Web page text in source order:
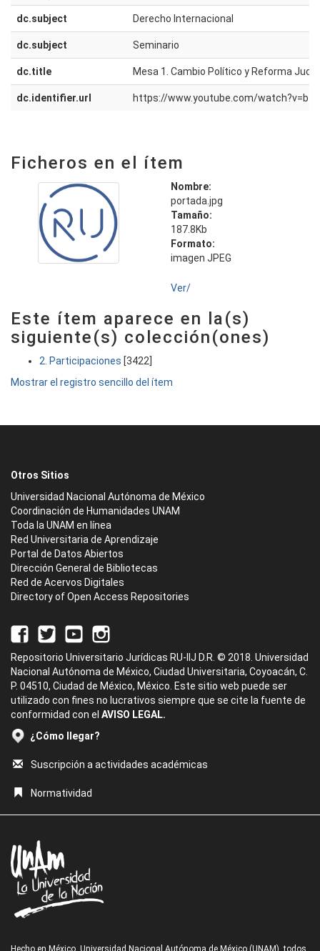
dc.subject Derecho Internacional
dc.subject Seminario
dc.title Mesa 1. Cambio Político y Reforma
dc.identifier.url https://www.youtube.com/
Ficheros en el ítem
Nombre:
portada.jpg
Tamaño:
187.8Kb
Formato:
imagen JPEG
Ver/
Este ítem aparece en la(s)
siguiente(s) colección(ones)
2. Participaciones [3422]
Mostrar el registro sencillo del ítem
Otros Sitios
Universidad Nacional Autónoma de México
Coordinación de Humanidades UNAM
Toda la UNAM en línea
Red Universitaria de Aprendizaje
Portal de Datos Abiertos
Dirección General de Bibliotecas
Red de Acervos Digitales
Directory of Open Access Repositories
Repositorio Universitario Jurídicas RU-IIJ D.R. © 2018. Universidad
Nacional Autónoma de México, Ciudad Universitaria, Coyoacán, C.
P. 04510, Ciudad de México, México. Este sitio web puede ser
utilizado con fines no lucrativos siempre que se cite la fuente de
conformidad con el AVISO LEGAL.
¿Cómo llegar?
Suscripción a actividades académicas
Normatividad